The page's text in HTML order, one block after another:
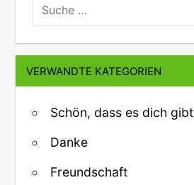
suche:
VERWANDTE KATEGORIEN
Schön, dass es dich gibt
Danke
Freundschaft